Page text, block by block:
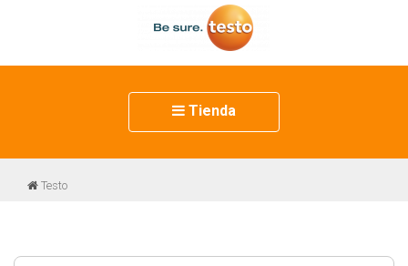
Tienda
navigation
Testo